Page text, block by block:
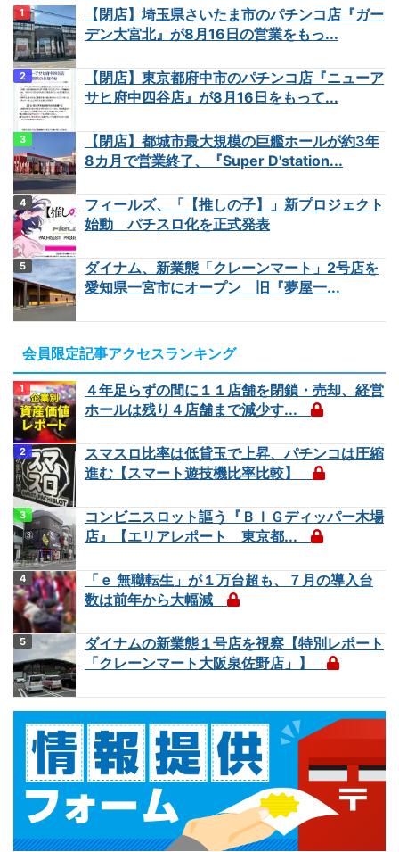
【閉店】埼玉県さいたま市のパチンコ店『ガー
デン大宮北』が8月16日の営業をもっ...
【閉店】東京都府中市のパチンコ店『ニューア
サヒ府中四谷店』が8月16日をもって...
【閉店】都城市最大規模の巨艦ホールが約3年
8カ月で営業終了、『Super D'station...
フィールズ、「【推しの子】」新プロジェクト
始動 パチスロ化を正式発表
ダイナム、新業態「クレーンマート」2号店を
愛知県一宮市にオープン 旧『夢屋一...
会員限定記事アクセスランキング
４年足らずの間に１１店舗を閉鎖・売却、経営
ホールは残り４店舗まで減少す...
スマスロ比率は低貸玉で上昇、パチンコは圧縮
進む【スマート遊技機比率比較】
コンビニスロット謳う『ＢＩＧディッパー木場
店』【エリアレポート 東京都...
「ｅ 無職転生」が１万台超も、７月の導入台
数は前年から大幅減
ダイナムの新業態１号店を視察【特別レポート
「クレーンマート大阪泉佐野店」】